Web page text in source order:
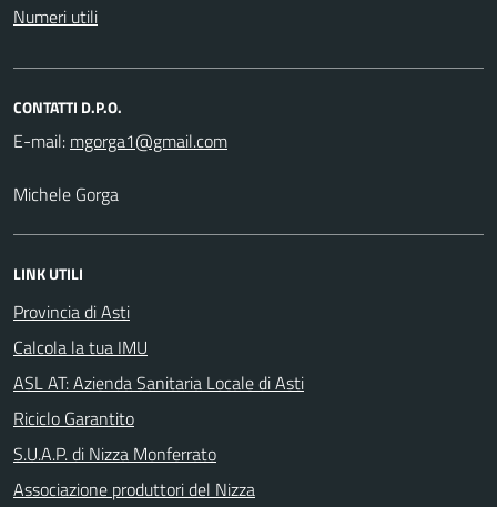
Numeri utili
CONTATTI D.P.O.
E-mail:
Michele Gorga
LINK UTILI
Provincia di Asti
Calcola la tua IMU
ASL AT: Azienda Sanitaria Locale di Asti
Riciclo Garantito
S.U.A.P. di Nizza Monferrato
Associazione produttori del Nizza